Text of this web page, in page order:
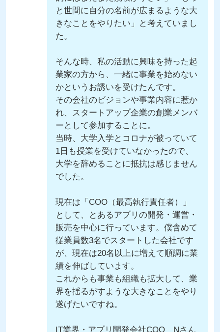
と世間に自分の名前が広まるような大
きなことをやりたい」と考えていまし
た。
そんな時、私の活動に興味を持った起
業家の方から、一緒に事業を始めない
かというお誘いを受けたんです。
その会社のビジョンや事業内容に惹か
れ、スタートアップ企業の創業メンバ
ーとして参加することに。
当時、大学入学とコロナが被っていて
1日も授業を受けていなかったので、
大学を辞めることに抵抗は感じません
でした。
現在は「COO（最高執行責任者）」
として、とあるアプリの開発・運営・
販売を中心に行っています。僕含めて
従業員数3名でスタートした会社です
が、現在は20名以上に増えて順調に業
績を伸ばしています。
これからも事業も組織も拡大して、業
界を揺るがすような大きなことをやり
遂げたいですね。
IT業界・アプリ開発会社COO Nさん